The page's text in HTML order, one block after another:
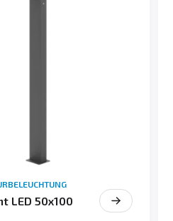
LED 50x100